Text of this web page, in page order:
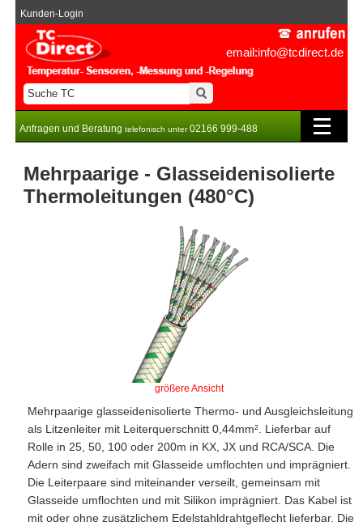
email:info@tcdirect.de
Kunden-Login
Anfragen und Beratung telefonisch unter02166 999-488
Mehrpaarige - Glasseidenisolierte
Thermoleitungen (480°C)
größere Ansicht
Mehrpaarige glasseidenisolierte Thermo- und Ausgleichsleitung
als Litzenleiter mit Leiterquerschnitt 0,44mm². Lieferbar auf
Rolle in 25, 50, 100 oder 200m in KX, JX und RCA/SCA. Die
Adern sind zweifach mit Glasseide umflochten und imprägniert.
Die Leiterpaare sind miteinander verseilt, gemeinsam mit
Glasseide umflochten und mit Silikon imprägniert. Das Kabel ist
mit oder ohne zusätzlichem Edelstahldrahtgeflecht lieferbar. Die